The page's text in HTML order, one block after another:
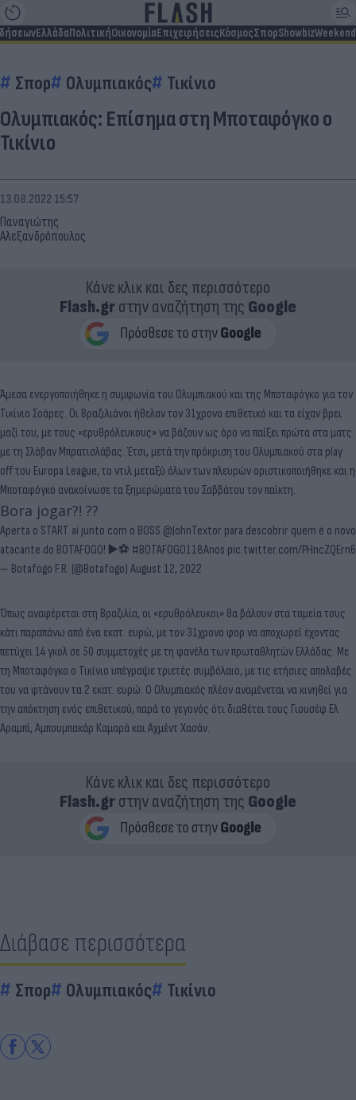
ΕλλάδαΠολιτικήΟικονομίαΕπιχειρήσειςΚόσμοςΣπορShowbizWeekend
Σπορ Ολυμπιακός Τικίνιο
Ολυμπιακός: Επίσημα στη Μποταφόγκο ο
Τικίνιο
Παναγιώτης
Αλεξανδρόπουλος
13.08.2022 15:57
Κάνε κλικ και δες περισσότερο
Flash.grστην αναζήτηση της Google
Άμεσα ενεργοποιήθηκε η συμφωνία του Ολυμπιακού και της Μποταφόγκο για τον
Τικίνιο Σοάρες. Οι Βραζιλιάνοι ήθελαν τον 31χρονο επιθετικό και τα είχαν βρει
μαζί του, με τους «ερυθρόλευκους» να βάζουν ως όρο να παίξει πρώτα στα ματς
με τη Σλόβαν Μπρατισλάβας. Έτσι, μετά την πρόκριση του Ολυμπιακού στα play
off του Europa League, το ντιλ μεταξύ όλων των πλευρών οριστικοποιήθηκε και η
Μποταφόγκο ανακοίνωσε τα ξημερώματα του Σαββάτου τον παίκτη.
Bora jogar?! ??
Aperta o START aí junto com o BOSS @JohnTextor para descobrir quem é o novo
atacante do BOTAFOGO! ▶️⚽️ #BOTAFOGO118Anos pic.twitter.com/PHncZQErn6
— Botafogo F.R. (@Botafogo) August 12, 2022
Όπως αναφέρεται στη Βραζιλία, οι «ερυθρόλευκοι» θα βάλουν στα ταμεία τους
κάτι παραπάνω από ένα εκατ. ευρώ, με τον 31χρονο φορ να αποχωρεί έχοντας
πετύχει 14 γκολ σε 50 συμμετοχές με τη φανέλα των πρωταθλητών Ελλάδας. Με
τη Μποταφόγκο ο Τικίνιο υπέγραψε τριετές συμβόλαιο, με τις ετήσιες απολαβές
του να φτάνουν τα 2 εκατ. ευρώ. Ο Ολυμπιακός πλέον αναμένεται να κινηθεί για
την απόκτηση ενός επιθετικού, παρά το γεγονός ότι διαθέτει τους Γιουσέφ Ελ
Αραμπί, Αμπουμπακάρ Καμαρά και Αχμέντ Χασάν.
Κάνε κλικ και δες περισσότερο
Flash.grστην αναζήτηση της Google
Διάβασε περισσότερα
Σπορ Ολυμπιακός Τικίνιο